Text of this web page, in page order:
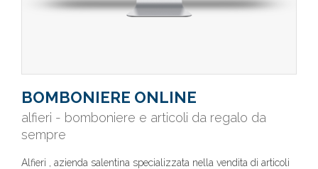
BOMBONIERE ONLINE
alfieri - bomboniere e articoli da regalo da
sempre
Alfieri , azienda salentina specializzata nella vendita di articoli